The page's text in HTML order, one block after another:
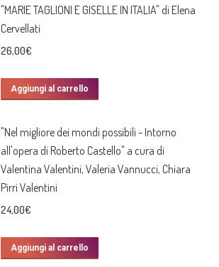
"MARIE TAGLIONI E GISELLE IN ITALIA" di Elena
Cervellati
26,00€
Aggiungi al carrello
"Nel migliore dei mondi possibili - Intorno
all'opera di Roberto Castello" a cura di
Valentina Valentini, Valeria Vannucci, Chiara
Pirri Valentini
24,00€
Aggiungi al carrello